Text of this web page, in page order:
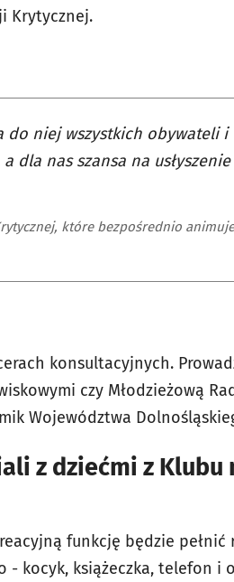
Krytycznej.
do niej wszystkich obywateli i
dla nas szansa na usłyszenie
które bezpośrednio
konsultacyjnych.
czy Młodzieżową
Województwa
z dziećmi z Klubu
funkcję będzie pełnić
- kocyk, książeczka, telefon i